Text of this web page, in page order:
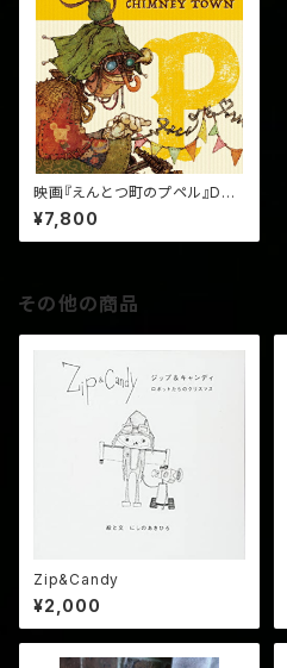
映画『えんとつ町のプペル』DVD
(豪華版)
¥7,800
その他の商品
Zip&Candy
¥2,000